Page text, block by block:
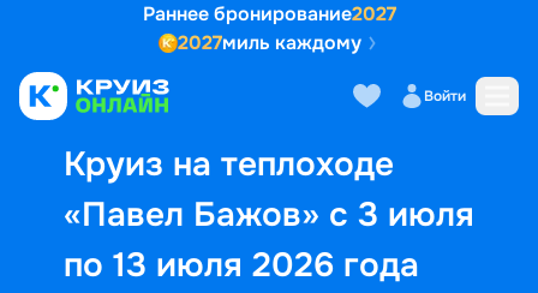
Раннее бронирование2027
2027миль каждому
Войти
Круиз на теплоходе
«Павел Бажов» с 3 июля
по 13 июля 2026 года
Выбор кают Маршрут и